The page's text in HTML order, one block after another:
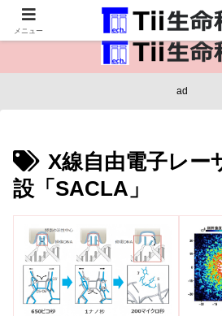
医療保健・生命・生物の情報
ad
X線自由電子レー
設「SACLA」
メニュー